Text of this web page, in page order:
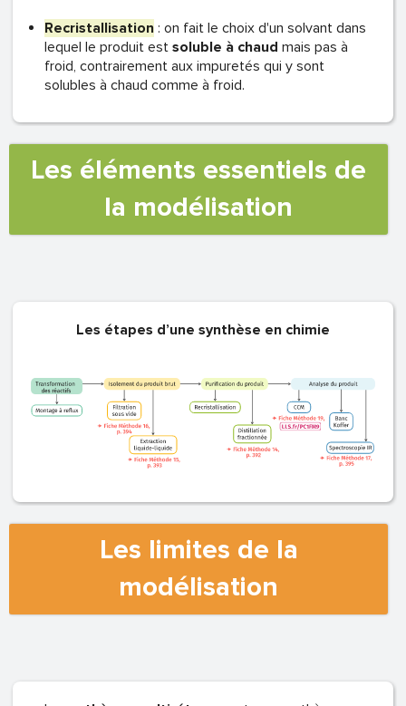
Recristallisation : on fait le choix d'un solvant dans
lequel le produit est soluble à chaud mais pas à
froid, contrairement aux impuretés qui y sont
solubles à chaud comme à froid.
Les éléments essentiels de
la modélisation
Les étapes d’une synthèse en chimie
Les limites de la
modélisation